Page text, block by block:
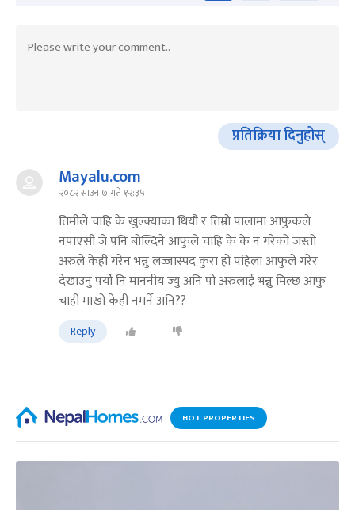
प्रतिक्रिया दिनुहोस्
Mayalu.com
२०८२ साउन ७ गते १२:३५
तिमीले चाहि के खुल्क्याका थियौ र तिम्रो पालामा आफुकले
नपाएसी जे पनि बोल्दिने आफुले चाहि के के न गरेको जस्तो
अरुले केही गरेन भन्नु लज्जास्पद कुरा हो पहिला आफुले गरेर
देखाउनु पर्यो नि माननीय ज्यु अनि पो अरुलाई भन्नु मिल्छ आफु
चाही माखो केही नमर्ने अनि??
Reply
HOT PROPERTIES